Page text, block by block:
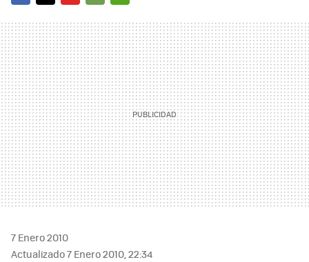
MAIL
7 Enero 2010
Actualizado 7 Enero 2010, 22:34